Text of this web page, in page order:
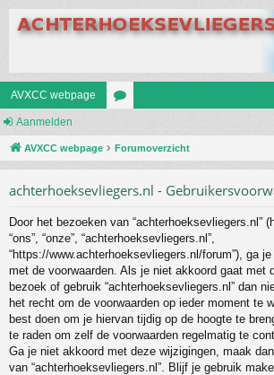
AVXCC webpage
u
s
Aanmelden
AVXCC webpage Forumoverzicht
achterhoeksevliegers.nl -
Door het bezoeken van “achterhoeksevliegers.nl”
“ons”, “onze”, “achterhoeksevliegers.nl”,
“https://www.achterhoeksevliegers.nl/forum”), ga
met de voorwaarden. Als je niet akkoord gaat met
bezoek of gebruik “achterhoeksevliegers.nl” dan
het recht om de voorwaarden op ieder moment te
best doen om je hiervan tijdig op de hoogte te
te raden om zelf de voorwaarden regelmatig te
Ga je niet akkoord met deze wijzigingen, maak
van “achterhoeksevliegers.nl”. Blijf je gebruik